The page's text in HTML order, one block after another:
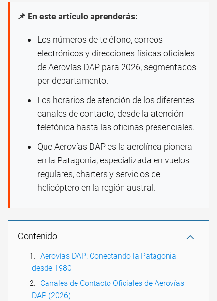
📌 En este artículo aprenderás:
Los números de teléfono, correos
electrónicos y direcciones físicas oficiales
de Aerovías DAP para 2026, segmentados
por departamento.
Los horarios de atención de los diferentes
canales de contacto, desde la atención
telefónica hasta las oficinas presenciales.
Que Aerovías DAP es la aerolínea pionera
en la Patagonia, especializada en vuelos
regulares, charters y servicios de
helicóptero en la región austral.
Contenido
Aerovías DAP: Conectando la Patagonia
desde 1980
Canales de Contacto Oficiales de Aerovías
DAP (2026)